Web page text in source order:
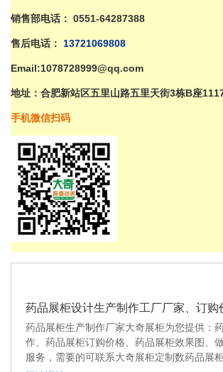
销售部电话： 0551-64287388
售后电话： 13721069808
Email:1078728999@qq.com
地址：合肥新站区五里山路五里天街3栋B座
手机微信扫码
药品展柜生产制作厂家大奇展柜为您提供：
作、药品展柜订购价格、药品展柜效果图、
服务，需要的可联系大奇展柜定制数药品展柜